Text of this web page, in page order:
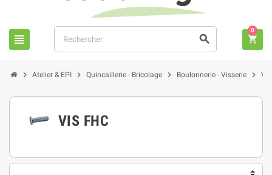
view_headline search shopping_cart
0
chevron_right Atelier & EPI chevron_right Quincaillerie - Bricolage chevron_right Boulonnerie - Visserie chevron_right
VIS FHC